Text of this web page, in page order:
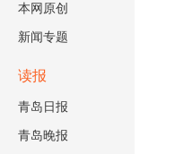
本网原创
新闻专题
读报
青岛日报
青岛晚报